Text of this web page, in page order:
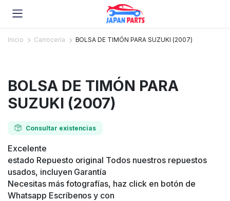
Inicio Carrocería BOLSA DE TIMÓN PARA SUZUKI (2007)
BOLSA DE TIMÓN PARA
SUZUKI (2007)
Consultar existencias
Excelente
estado Repuesto original Todos nuestros repuestos
usados, incluyen Garantía
Necesitas más fotografías, haz click en botón de
Whatsapp Escríbenos y con